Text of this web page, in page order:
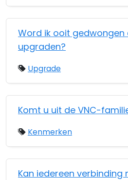
Word ik ooit gedwongen
upgraden?
Upgrade
Komt u uit de VNC-
Kenmerken
Kan iedereen verbinding